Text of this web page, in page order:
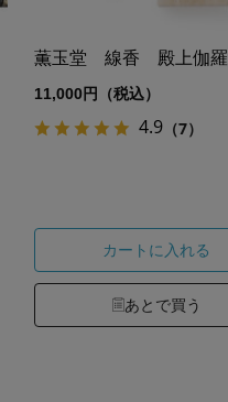
薫玉堂 線香 殿上伽羅
11,000円（税込）
4.9 （7）
カートに入れる
あとで買う